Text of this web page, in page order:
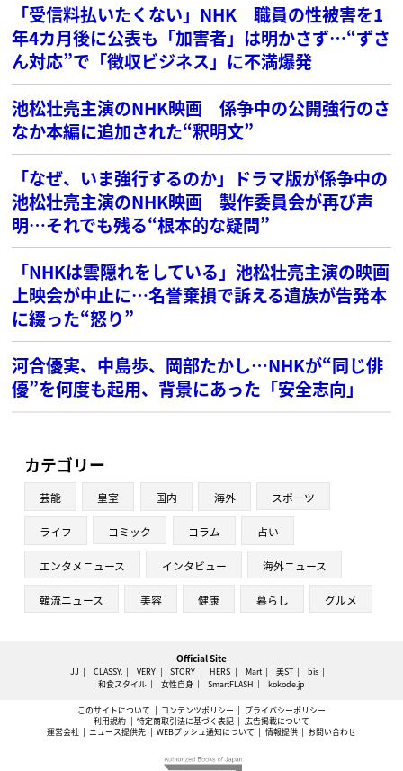
「受信料払いたくない」NHK 職員の性被害を1
年4カ月後に公表も「加害者」は明かさず…“ずさ
ん対応”で「徴収ビジネス」に不満爆発
池松壮亮主演のNHK映画 係争中の公開強行のさ
なか本編に追加された“釈明文”
「なぜ、いま強行するのか」ドラマ版が係争中の
池松壮亮主演のNHK映画 製作委員会が再び声
明…それでも残る“根本的な疑問”
「NHKは雲隠れをしている」池松壮亮主演の映画
上映会が中止に…名誉棄損で訴える遺族が告発本
に綴った“怒り”
河合優実、中島歩、岡部たかし…NHKが“同じ俳
優”を何度も起用、背景にあった「安全志向」
カテゴリー
芸能 皇室 国内 海外 スポーツ
ライフ コミック コラム 占い
エンタメニュース インタビュー 海外ニュース
韓流ニュース 美容 健康 暮らし グルメ
Official Site
JJ CLASSY. VERY STORY HERS Mart 美ST
bis
和食スタイル
女性自身 SmartFLASH kokode.jp
このサイトについて コンテンツポリシー
プライバシーポリシー
利用規約
特定商取引法に基づく表記
広告掲載について
運営会社
ニュース提供先 WEBプッシュ通知について 情報提供 お問い合わせ